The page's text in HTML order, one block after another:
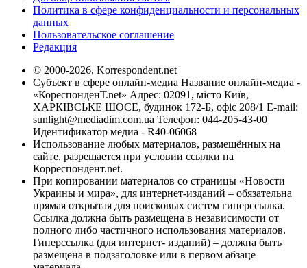
Политика в сфере конфиденциальности и персональных
данных
Пользовательское соглашение
Редакция
© 2000-2026, Korrespondent.net
Субъект в сфере онлайн-медиа Название онлайн-медиа -
«КореспонденТ.net» Адрес: 02091, місто Київ,
ХАРКІВСЬКЕ ШОСЕ, будинок 172-Б, офіс 208/1 E-mail:
sunlight@mediadim.com.ua Телефон: 044-205-43-00
Идентификатор медиа - R40-06068
Использование любых материалов, размещённых на
сайте, разрешается при условии ссылки на
Корреспондент.net.
При копировании материалов со страницы «Новости
Украины и мира», для интернет-изданий – обязательна
прямая открытая для поисковых систем гиперссылка.
Ссылка должна быть размещена в независимости от
полного либо частичного использования материалов.
Гиперссылка (для интернет- изданий) – должна быть
размещена в подзаголовке или в первом абзаце